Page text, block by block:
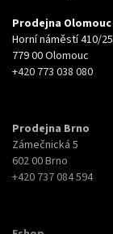
Prodejna Olomouc
Horní náměstí 410/25
779 00 Olomouc
+420 773 038 080
Prodejna Brno
Zámečnická 5
602 00 Brno
+420 737 084 594